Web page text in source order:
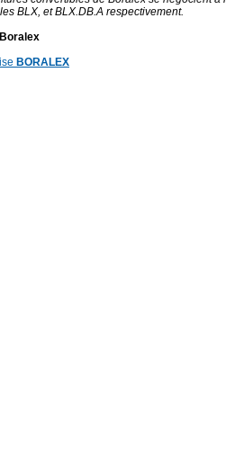
BLX, et BLX.DB.A respectivement.
BORALEX